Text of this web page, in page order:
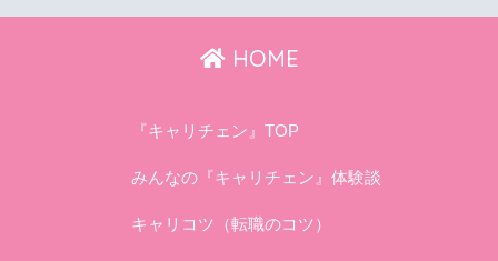
HOME
『キャリチェン』TOP
みんなの『キャリチェン』体験談
キャリコツ（転職のコツ）